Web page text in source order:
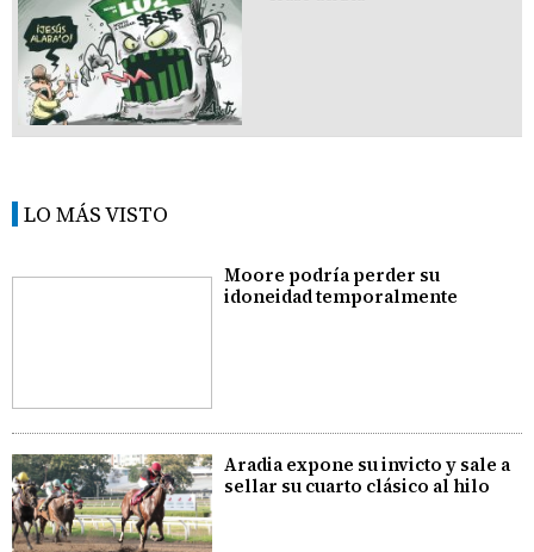
LO MÁS VISTO
Moore podría perder su
idoneidad temporalmente
Aradia expone su invicto y sale a
sellar su cuarto clásico al hilo